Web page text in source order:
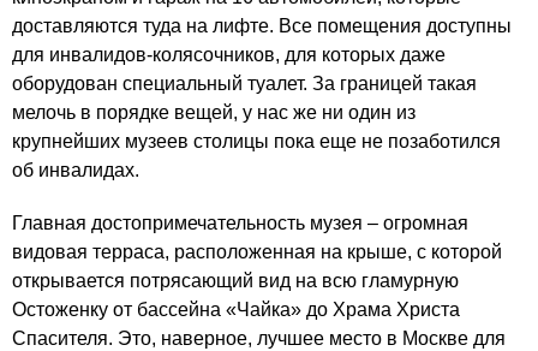
доставляются туда на лифте. Все помещения доступны
для инвалидов-колясочников, для которых даже
оборудован специальный туалет. За границей такая
мелочь в порядке вещей, у нас же ни один из
крупнейших музеев столицы пока еще не позаботился
об инвалидах.
Главная достопримечательность музея – огромная
видовая терраса, расположенная на крыше, с которой
открывается потрясающий вид на всю гламурную
Остоженку от бассейна «Чайка» до Храма Христа
Спасителя. Это, наверное, лучшее место в Москве для